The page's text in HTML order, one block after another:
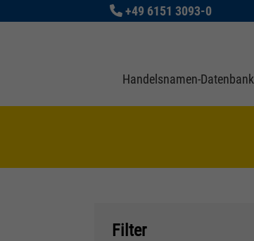
+49 6151 3093-0
Handelsnamen-Datenbank
Filter